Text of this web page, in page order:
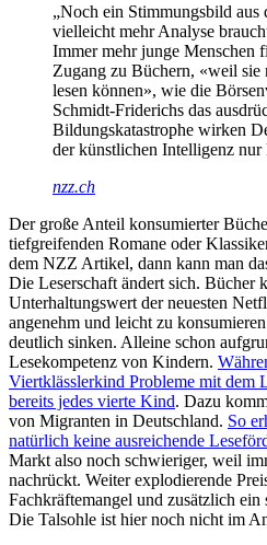
„Noch ein Stimmungsbild aus
vielleicht mehr Analyse
Immer mehr junge Menschen
Zugang zu Büchern, «weil sie
lesen können», wie die
Schmidt-Friderichs das
Bildungskatastrophe wirken
der künstlichen Intelligenz
nzz.ch
Der große Anteil konsumierter
tiefgreifenden Romane oder
dem NZZ Artikel, dann kann man
Die Leserschaft ändert sich. Bücher
Unterhaltungswert der neuesten
angenehm und leicht zu
deutlich sinken. Alleine schon
Lesekompetenz von Kindern.
Viertklässlerkind Probleme mit dem
bereits jedes vierte Kind. Dazu
von Migranten in Deutschland. So
natürlich keine ausreichende
Markt also noch schwieriger, weil
nachrückt. Weiter explodierende
Fachkräftemangel und zusätzlich
Die Talsohle ist hier noch nicht im